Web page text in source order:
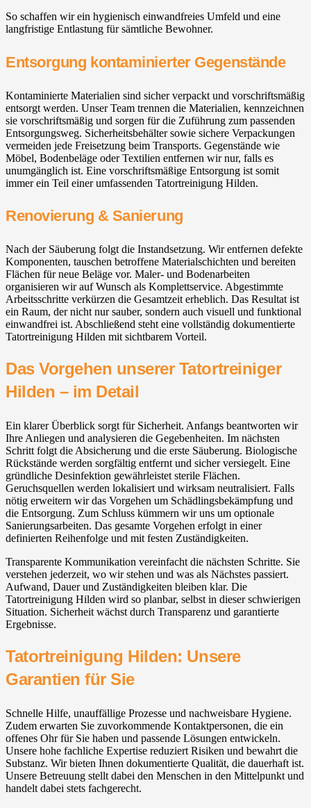
So schaffen wir ein hygienisch einwandfreies Umfeld und eine
langfristige Entlastung für sämtliche Bewohner.
Entsorgung kontaminierter Gegenstände
Kontaminierte Materialien sind sicher verpackt und vorschriftsmäßig
entsorgt werden. Unser Team trennen die Materialien, kennzeichnen
sie vorschriftsmäßig und sorgen für die Zuführung zum passenden
Entsorgungsweg. Sicherheitsbehälter sowie sichere Verpackungen
vermeiden jede Freisetzung beim Transports. Gegenstände wie
Möbel, Bodenbeläge oder Textilien entfernen wir nur, falls es
unumgänglich ist. Eine vorschriftsmäßige Entsorgung ist somit
immer ein Teil einer umfassenden Tatortreinigung Hilden.
Renovierung & Sanierung
Nach der Säuberung folgt die Instandsetzung. Wir entfernen defekte
Komponenten, tauschen betroffene Materialschichten und bereiten
Flächen für neue Beläge vor. Maler- und Bodenarbeiten
organisieren wir auf Wunsch als Komplettservice. Abgestimmte
Arbeitsschritte verkürzen die Gesamtzeit erheblich. Das Resultat ist
ein Raum, der nicht nur sauber, sondern auch visuell und funktional
einwandfrei ist. Abschließend steht eine vollständig dokumentierte
Tatortreinigung Hilden mit sichtbarem Vorteil.
Das Vorgehen unserer Tatortreiniger
Hilden – im Detail
Ein klarer Überblick sorgt für Sicherheit. Anfangs beantworten wir
Ihre Anliegen und analysieren die Gegebenheiten. Im nächsten
Schritt folgt die Absicherung und die erste Säuberung. Biologische
Rückstände werden sorgfältig entfernt und sicher versiegelt. Eine
gründliche Desinfektion gewährleistet sterile Flächen.
Geruchsquellen werden lokalisiert und wirksam neutralisiert. Falls
nötig erweitern wir das Vorgehen um Schädlingsbekämpfung und
die Entsorgung. Zum Schluss kümmern wir uns um optionale
Sanierungsarbeiten. Das gesamte Vorgehen erfolgt in einer
definierten Reihenfolge und mit festen Zuständigkeiten.
Transparente Kommunikation vereinfacht die nächsten Schritte. Sie
verstehen jederzeit, wo wir stehen und was als Nächstes passiert.
Aufwand, Dauer und Zuständigkeiten bleiben klar. Die
Tatortreinigung Hilden wird so planbar, selbst in dieser schwierigen
Situation. Sicherheit wächst durch Transparenz und garantierte
Ergebnisse.
Tatortreinigung Hilden: Unsere
Garantien für Sie
Schnelle Hilfe, unauffällige Prozesse und nachweisbare Hygiene.
Zudem erwarten Sie zuvorkommende Kontaktpersonen, die ein
offenes Ohr für Sie haben und passende Lösungen entwickeln.
Unsere hohe fachliche Expertise reduziert Risiken und bewahrt die
Substanz. Wir bieten Ihnen dokumentierte Qualität, die dauerhaft ist.
Unsere Betreuung stellt dabei den Menschen in den Mittelpunkt und
handelt dabei stets fachgerecht.